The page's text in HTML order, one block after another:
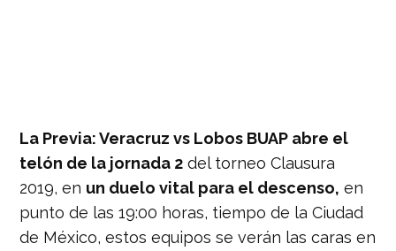
La Previa: Veracruz vs Lobos BUAP abre el
telón de la jornada 2 del torneo Clausura
2019, en un duelo vital para el descenso, en
punto de las 19:00 horas, tiempo de la Ciudad
de México, estos equipos se verán las caras en